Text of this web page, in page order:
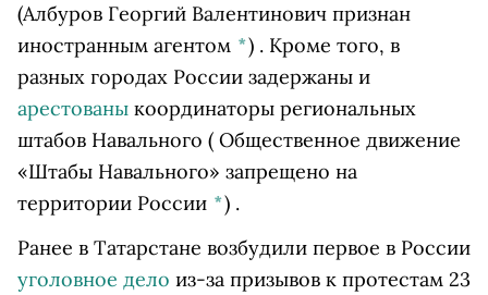
(Албуров Георгий Валентинович признан
иностранным агентом *) . Кроме того, в
разных городах России задержаны и
арестованы координаторы региональных
штабов Навального ( Общественное движение
«Штабы Навального» запрещено на
территории России *) .
Ранее в Татарстане возбудили первое в России
уголовное дело из-за призывов к протестам 23